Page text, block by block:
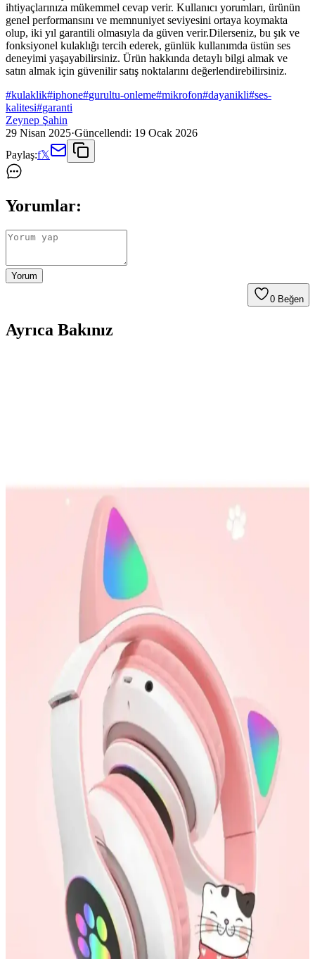
ihtiyaçlarınıza mükemmel cevap verir. Kullanıcı yorumları, ürünün
genel performansını ve memnuniyet seviyesini ortaya koymakta
olup, iki yıl garantili olmasıyla da güven verir.Dilerseniz, bu şık ve
fonksiyonel kulaklığı tercih ederek, günlük kullanımda üstün ses
deneyimi yaşayabilirsiniz. Ürün hakkında detaylı bilgi almak ve
satın almak için güvenilir satış noktalarını değerlendirebilirsiniz.
#kulaklik#iphone#gurultu-onleme#mikrofon#dayanikli#ses-
kalitesi#garanti
Zeynep Şahin
29 Nisan 2025·Güncellendi: 19 Ocak 2026
Paylaş:f𝕏
Yorumlar:
Yorum
0 Beğen
Ayrıca Bakınız
Seçenekleri ve Ürün Çeşitleri
Mediamarkt Kayseri, geniş ürün yelpazesiyle telefon aksesuarları
sunuyor. Şarj kabloları, kılıflar, ekran koruyucuları ve kulaklıklar
gibi çeşitli ürünlerle telefonlarınızı koruyun ve kişiselleştirin.
Modern Tasarımlı Kulaklıkların Özellikleri ve
Kullanım Alanları
Gelişen teknolojiyle birlikte, estetik ve fonksiyonelliği bir arada
sunan modern kulaklıklar, kullanıcıların yaşam kalitesini artırıyor.
Hafif, ergonomik ve çeşitli özelliklerle donatılmış bu ürünler, her
ortamda kullanılabilir.
Kulak Üstü Kulaklıklar ve Ses Kalitesini Artıran
Teknolojiler Hakkında Kapsamlı Bilgi
Kulak üstü kulaklıklar, üstün ses kalitesi ve konforuyla öne çıkar.
Sürücü boyutu, ses teknolojileri ve malzeme kalitesi gibi faktörler,
deneyimi belirler. Gelişmiş modeller, yüksek çözünürlüklü ses ve
gürültü engelleme özellikleriyle dikkat çeker.
Redmi Buds 6 Active ve Lenovo LP1S Kulaklıkların
Özellikleri ve Karşılaştırması
Redmi Buds 6 Active ve Lenovo LP1S kulaklıkların tasarım,
performans ve kullanım özellikleri detaylı karşılaştırmasıyla,
kullanıcıların ihtiyaçlarına uygun seçim yapmasını sağlayan bilgiler.
Kedi Kulaklı Bluetooth Kulaklıklar Çocuklar İçin
Güvenli ve Eğlenceli Tasarım Seçenekleri
Çocuklar için tasarlanan kedi kulaklı Bluetooth kulaklıklar, renkli
tasarımı, hafifliği ve ses seviyesi sınırlandırmasıyla güvenli ve pratik
kullanım sunuyor.